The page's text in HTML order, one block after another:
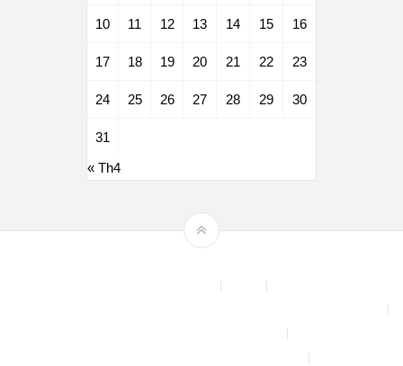
10 11 12 13 14 15 16
17 18 19 20 21 22 23
24 25 26 27 28 29 30
31
« Th4